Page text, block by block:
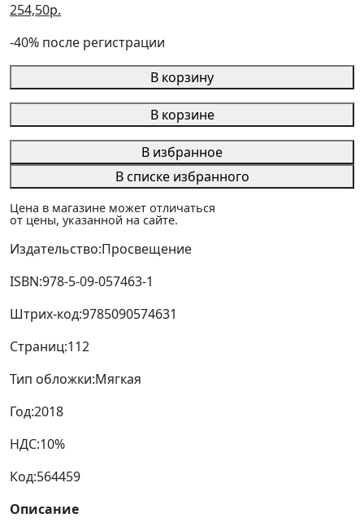
254,50р.
-40% после регистрации
В корзину
В корзине
В избранное
В списке избранного
Цена в магазине может отличаться
от цены, указанной на сайте.
Издательство:Просвещение
ISBN:978-5-09-057463-1
Штрих-код:9785090574631
Страниц:112
Тип обложки:Мягкая
Год:2018
НДС:10%
Код:564459
Описание